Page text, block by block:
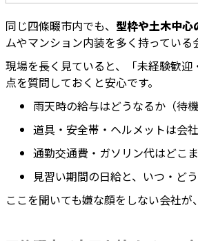
同じ四條畷市内でも、 型枠や土木中
ムやマンション内装を多く持っている
現場を長く見ていると、「未経験歓
点を質問しておくと安心です。
雨天時の給与はどうなるか（待機
道具・安全帯・ヘルメットは会
通勤交通費・ガソリン代はどこ
見習い期間の日給と、いつ・ど
ここを聞いても嫌な顔をしない会社が